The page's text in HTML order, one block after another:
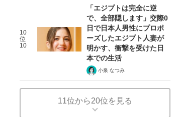
10
位
10
「エジプトは完全に逆
で、全部隠します」交際0
日で日本人男性にプロポ
ーズしたエジプト人妻が
明かす、衝撃を受けた日
本での生活
小泉 なつみ
11位から20位を見る